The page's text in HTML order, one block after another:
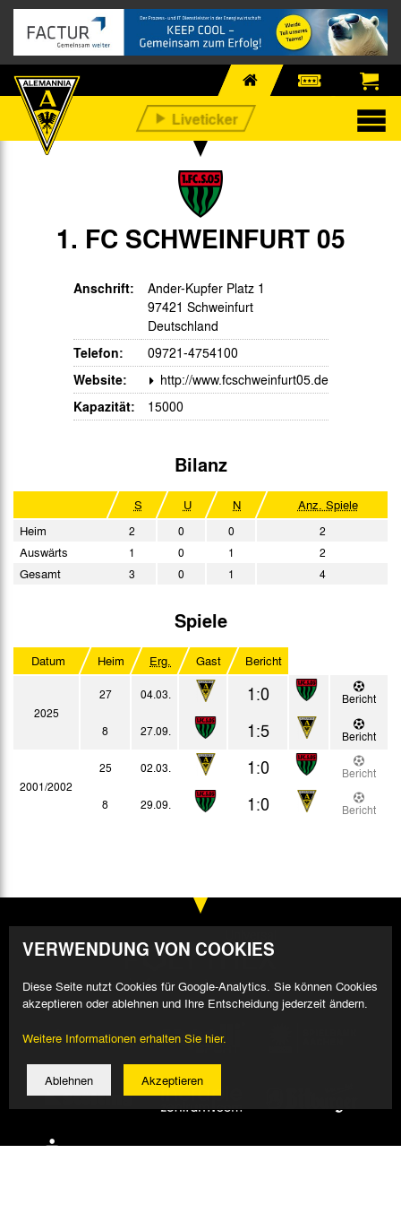
1. FC SCHWEINFURT 05
Anschrift:
Ander-Kupfer Platz 1
97421 Schweinfurt
Deutschland
Telefon: 09721-4754100
Website: http://www.fcschweinfurt05.de
Kapazität: 15000
Bilanz
S U N
Anz. Spiele
Heim
2 0 0 2
Auswärts 1 0 1 2
Gesamt 3 0 1 4
Spiele
Datum Heim Erg. Gast Bericht
2025
27 04.03. 1:0
Bericht
8
27.09. 1:5 Bericht
2001/2002
25 02.03. 1:0
Bericht
8
29.09. 1:0 Bericht
VERWENDUNG VON COOKIES
Diese Seite nutzt Cookies für Google-Analytics. Sie können Cookies
akzeptieren oder ablehnen und Ihre Entscheidung jederzeit ändern.
Weitere Informationen erhalten Sie hier.
Ablehnen Akzeptieren